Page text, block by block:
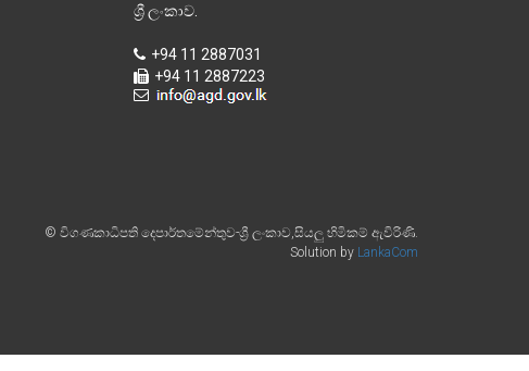
ශ්‍රී ලංකාව.
+94 11 2887031
+94 11 2887223
© විගණකාධිපති දෙපාර්තමේන්තුව-ශ්‍රී ලංකාව,සියලු හිමිකම් ඇවිරිණි.
Solution by LankaCom